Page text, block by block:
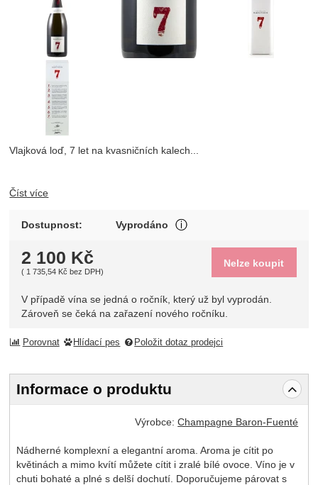
Vlajková loď, 7 let na kvasničních kalech...
Číst více
Dostupnost: Vyprodáno
2 100 Kč
( 1 735,54 Kč bez DPH)
Nelze koupit
V případě vína se jedná o ročník, který už byl vyprodán.
Zároveň se čeká na zařazení nového ročníku.
Porovnat Hlídací pes Položit dotaz prodejci
Informace o produktu
Výrobce:Champagne Baron-Fuenté
Nádherné komplexní a elegantní aroma. Aroma je cítit po
květinách a mimo kvítí můžete cítit i zralé bílé ovoce. Víno je v
chuti bohaté a plné s delší dochutí. Doporučujeme párovat s